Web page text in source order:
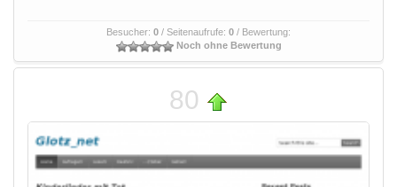
Besucher: 0 / Seitenaufrufe: 0 / Bewertung:
Noch ohne Bewertung
80